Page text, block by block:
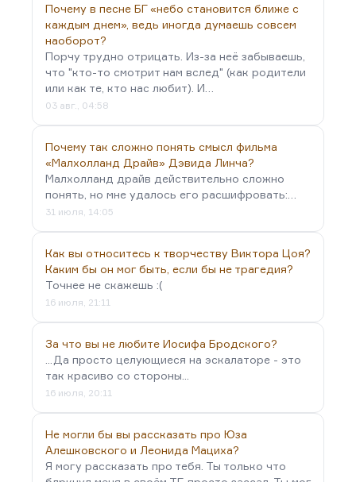
Почему в песне БГ «небо становится ближе с
каждым днем», ведь иногда думаешь совсем
наоборот?
Порчу трудно отрицать. Из-за неё забываешь,
что "кто-то смотрит нам вслед" (как родители
или как те, кто нас любит). И…
03 авг., 04:58
Почему так сложно понять смысл фильма
«Малхолланд Драйв» Дэвида Линча?
Малхолланд драйв действительно сложно
понять, но мне удалось его расшифровать:…
31 июля, 14:05
Как вы относитесь к творчеству Виктора Цоя?
Каким бы он мог быть, если бы не трагедия?
Точнее не скажешь :(
16 июля, 21:11
За что вы не любите Иосифа Бродского?
...Да просто целующиеся на эскалаторе - это
так красиво со стороны...
16 июля, 20:11
Не могли бы вы рассказать про Юза
Алешковского и Леонида Мациха?
Я могу рассказать про тебя. Ты только что